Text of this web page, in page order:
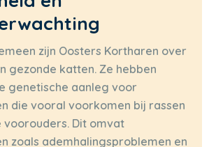
zijn Oosters Kortharen over
gezonde katten. Ze hebben
genetische aanleg voor
die vooral voorkomen bij rassen
voorouders. Dit omvat
zoals ademhalingsproblemen en